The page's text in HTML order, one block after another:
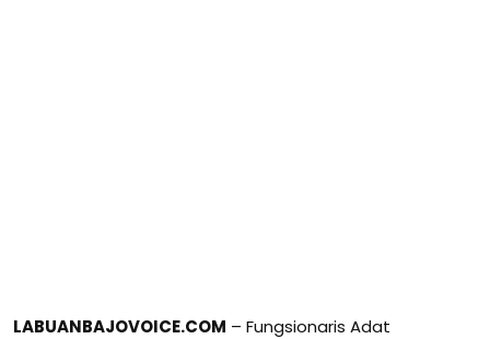
LABUANBAJOVOICE.COM – Fungsionaris Adat